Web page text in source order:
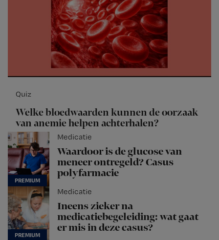
Quiz
Welke bloedwaarden kunnen de oorzaak
van anemie helpen achterhalen?
Medicatie
Waardoor is de glucose van
meneer ontregeld? Casus
polyfarmacie
Medicatie
Ineens zieker na
medicatiebegeleiding: wat gaat
er mis in deze casus?